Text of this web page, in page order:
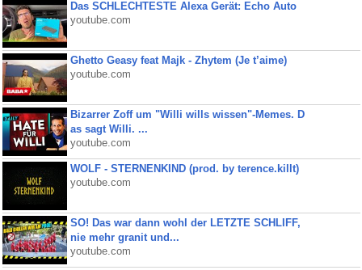
Das SCHLECHTESTE Alexa Gerät: Echo Auto
youtube.com
Ghetto Geasy feat Majk - Zhytem (Je t’aime)
youtube.com
Bizarrer Zoff um "Willi wills wissen"-Memes. D
as sagt Willi. ...
youtube.com
WOLF - STERNENKIND (prod. by terence.killt)
youtube.com
SO! Das war dann wohl der LETZTE SCHLIFF,
nie mehr granit und...
youtube.com